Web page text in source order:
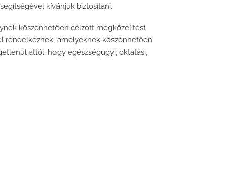
kívánjuk biztosítani.
köszönhetően célzott megközelítést
rendelkeznek, amelyeknek köszönhetően
attól, hogy egészségügyi, oktatási,